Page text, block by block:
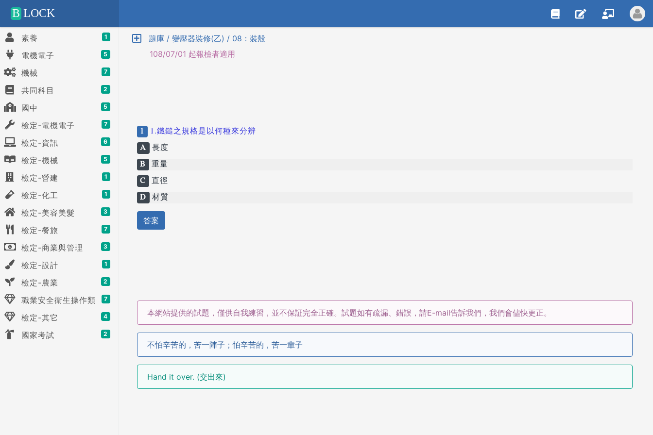
Positive SSL
B LOCK
素養 1
電機電子 5
機械 7
共同科目 2
國中 5
檢定-電機電子 7
檢定-資訊 6
檢定-機械 5
檢定-營建 1
檢定-化工 1
檢定-美容美髮 3
檢定-餐旅 7
檢定-商業與管理 3
檢定-設計 1
檢定-農業 2
職業安全衛生操作類 7
檢定-其它 4
國家考試 2
題庫 / 變壓器裝修(乙) / 08：裝殼
108/07/01 起報檢者適用
1
1.鐵鎚之規格是以何種來分辨
A 長度
B 重量
C 直徑
D 材質
答案
本網站提供的試題，僅供自我練習，並不保証完全正確。試題如有疏漏、錯誤，請E-mail告訴我們，我們會儘快更正。
不怕辛苦的，苦一陣子；怕辛苦的，苦一輩子
Hand it over. (交出來)